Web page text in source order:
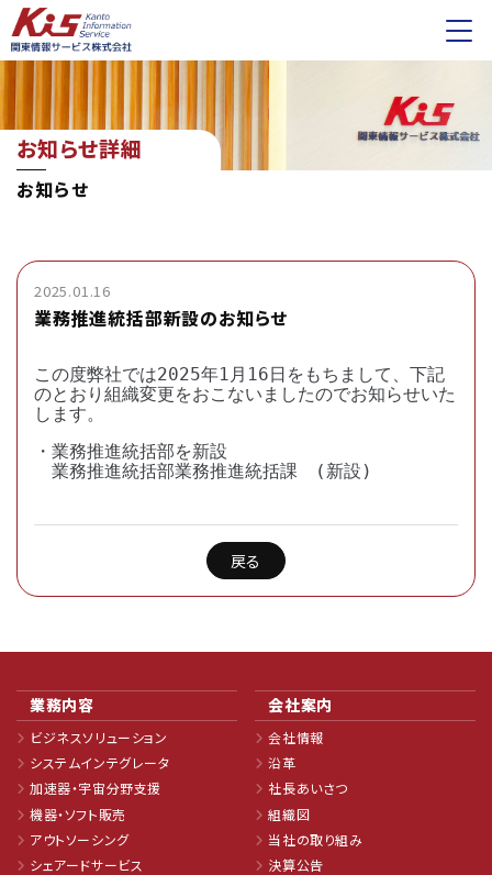
お知らせ詳細
お知らせ
2025.01.16
業務推進統括部新設のお知らせ
この度弊社では2025年1月16日をもちまして、下記
のとおり組織変更をおこないましたのでお知らせいた
します。
・業務推進統括部を新設
業務推進統括部業務推進統括課 (新設)
戻る
業務内容
ビジネスソリューション
システムインテグレータ
加速器・宇宙分野支援
機器・ソフト販売
アウトソーシング
シェアードサービス
会社案内
会社情報
沿革
社長あいさつ
組織図
当社の取り組み
決算公告